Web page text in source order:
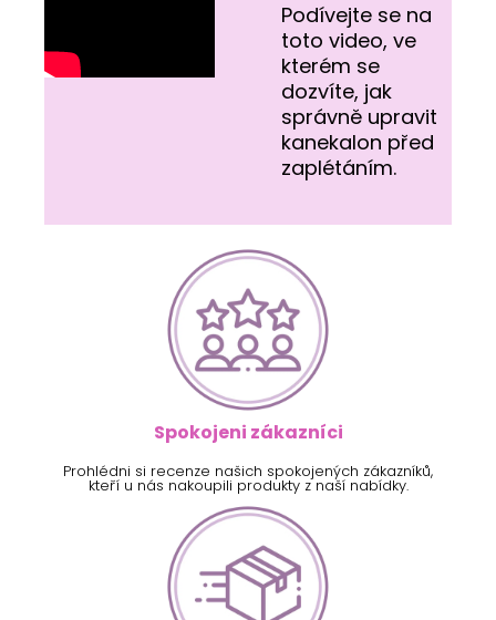
Podívejte se na
toto video, ve
kterém se
dozvíte, jak
správně upravit
kanekalon před
zaplétáním.
Spokojeni zákazníci
Prohlédni si recenze našich spokojených zákazníků,
kteří u nás nakoupili produkty z naší nabídky.